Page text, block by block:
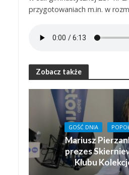
przygotowaniach m.in. w
Zobacz także
GOŚĆ DNIA
Mariusz
prezes
Klubu